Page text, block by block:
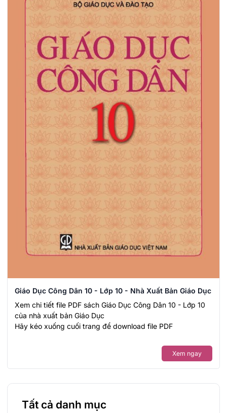
Giáo Dục Công Dân 10 - Lớp 10 - Nhà Xuất Bản Giáo Dục
Xem chi tiết file PDF sách Giáo Dục Công Dân 10 - Lớp 10
của nhà xuất bản Giáo Dục
Hãy kéo xuống cuối trang để download file PDF
Xem ngay
Tất cả danh mục